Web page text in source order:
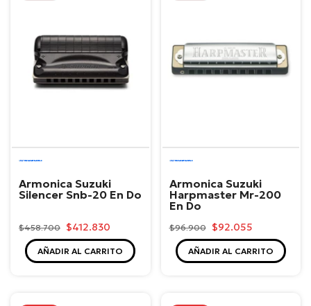
Armonica Suzuki
Silencer Snb-20 En Do
$458.700 $412.830
AÑADIR AL CARRITO
Armonica Suzuki
Harpmaster Mr-200
En Do
$96.900 $92.055
AÑADIR AL CARRITO